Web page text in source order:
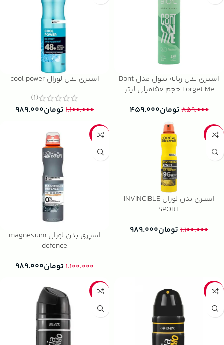
اسپری بدن زنانه بیول مدل Dont
Forget Me حجم 150میلی لیتر
۸۵۹.۰۰۰ تومان۴۵۹.۰۰۰
اسپری بدن لورال cool power
(1)
۱.۱۰۰.۰۰۰ تومان۹۸۹.۰۰۰
-10%
اسپری بدن لورال INVINCIBLE
SPORT
۱.۱۰۰.۰۰۰ تومان۹۸۹.۰۰۰
-10%
اسپری بدن لورال magnesium
defence
۱.۱۰۰.۰۰۰ تومان۹۸۹.۰۰۰
-39%
-49%